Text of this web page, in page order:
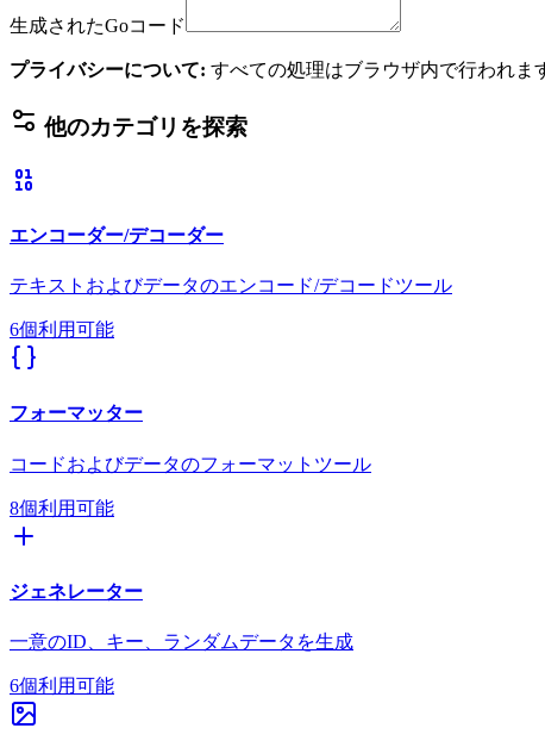
生成されたGoコード
プライバシーについて: すべての処理はブラウザ内で行われま
他のカテゴリを探索
エンコーダー/デコーダー
テキストおよびデータのエンコード/デコードツール
6個利用可能
フォーマッター
コードおよびデータのフォーマットツール
8個利用可能
ジェネレーター
一意のID、キー、ランダムデータを生成
6個利用可能